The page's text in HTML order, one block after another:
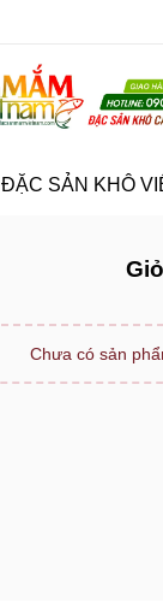
ĐẶC SẢN KHÔ
Chưa có sản